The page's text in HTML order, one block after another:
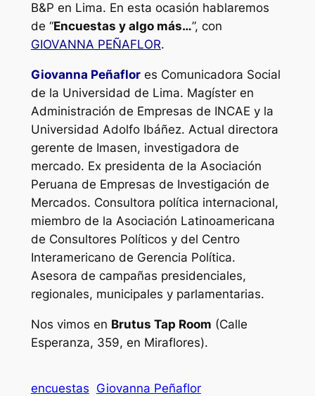
B&P en Lima. En esta ocasión hablaremos
de “Encuestas y algo más…”, con
GIOVANNA PEÑAFLOR.
Giovanna Peñaflores Comunicadora Social
de la Universidad de Lima. Magíster en
Administración de Empresas de INCAE y la
Universidad Adolfo Ibáñez. Actual directora
gerente de Imasen, investigadora de
mercado. Ex presidenta de la Asociación
Peruana de Empresas de Investigación de
Mercados. Consultora política internacional,
miembro de la Asociación Latinoamericana
de Consultores Políticos y del Centro
Interamericano de Gerencia Política.
Asesora de campañas presidenciales,
regionales, municipales y parlamentarias.
Nos vimos en Brutus Tap Room (Calle
Esperanza, 359, en Miraflores).
encuestas Giovanna Peñaflor